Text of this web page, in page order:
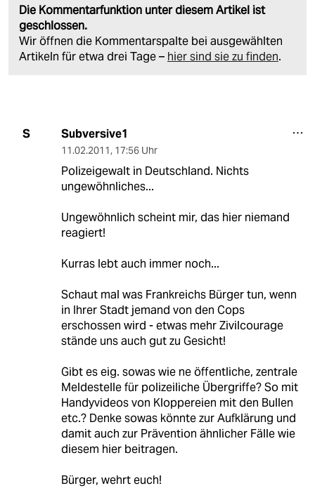
Die Kommentarfunktion unter diesem Artikel ist
geschlossen.
Wir öffnen die Kommentarspalte bei ausgewählten
Artikeln für etwa drei Tage – hier sind sie zu finden.
S Subversive1
11.02.2011, 17:56 Uhr
Polizeigewalt in Deutschland. Nichts
ungewöhnliches...
Ungewöhnlich scheint mir, das hier niemand
reagiert!
Kurras lebt auch immer noch...
Schaut mal was Frankreichs Bürger tun, wenn
in Ihrer Stadt jemand von den Cops
erschossen wird - etwas mehr Zivilcourage
stände uns auch gut zu Gesicht!
Gibt es eig. sowas wie ne öffentliche, zentrale
Meldestelle für polizeiliche Übergriffe? So mit
Handyvideos von Kloppereien mit den Bullen
etc.? Denke sowas könnte zur Aufklärung und
damit auch zur Prävention ähnlicher Fälle wie
diesem hier beitragen.
Bürger, wehrt euch!